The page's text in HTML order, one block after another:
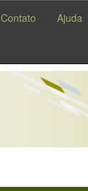
Contato Ajuda